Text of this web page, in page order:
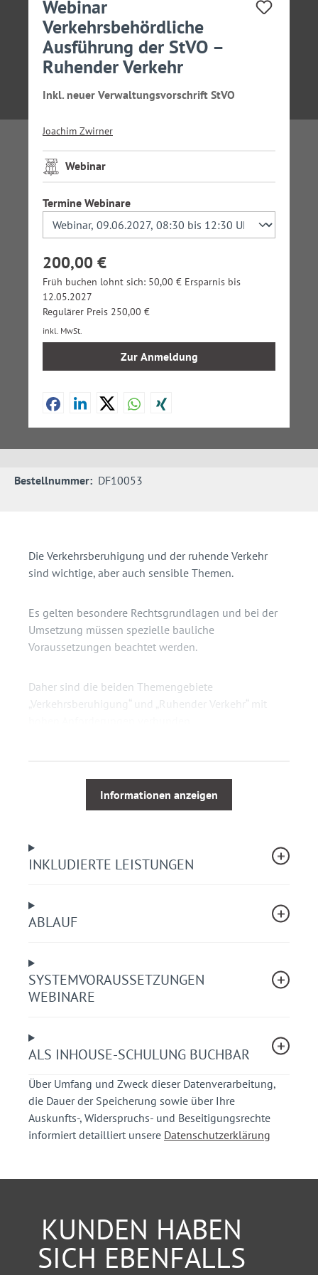
Webinar
Verkehrsbehördliche
Ausführung der StVO –
Ruhender Verkehr
Inkl. neuer Verwaltungsvorschrift StVO
Joachim Zwirner
Webinar
Termine Webinareauswählen
200,00 €
Früh buchen lohnt sich: 50,00 € Ersparnis bis
12.05.2027
Regulärer Preis 250,00 €
inkl. MwSt.
Zur Anmeldung
Bestellnummer: DF10053
Die Verkehrsberuhigung und der ruhende Verkehr
sind wichtige, aber auch sensible Themen.
Es gelten besondere Rechtsgrundlagen und bei der
Umsetzung müssen spezielle bauliche
Voraussetzungen beachtet werden.
Daher sind die beiden Themengebiete
„Verkehrsberuhigung“ und „Ruhender Verkehr“ mit
Möglichkeiten der Anordnung und Beschilderung mit
Park- und Haltverboten. Dazu zählen auch
Parkraumbewirtschaftungszonen, Haltverbotszonen,
richtigen Kombinationen mit Zusatzzeichen.
Rechtsgrundlagen (StVO mit VwV-StVO)
Richtige Beschilderung des ruhenden Verkehrs
Parkraumbewirtschaftungszonen
Haltverbotszonen
Ihr Nutzen
Anordnungsmöglichkeiten zur Regelung des
ruhenden Verkehrs.
Sie bekommen praxisorientierte, kompetente
Hinweise für die richtige Beschilderung und
Empfehlung
Wir empfehlen die Teilnahme am zugehörigen
Informationen anzeigen
INKLUDIERTE LEISTUNGEN
ABLAUF
SYSTEMVORAUSSETZUNGEN
WEBINARE
ALS INHOUSE-SCHULUNG BUCHBAR
Über Umfang und Zweck dieser Datenverarbeitung,
die Dauer der Speicherung sowie über Ihre
Auskunfts-, Widerspruchs- und Beseitigungsrechte
informiert detailliert unsere Datenschutzerklärung
KUNDEN HABEN
SICH EBENFALLS